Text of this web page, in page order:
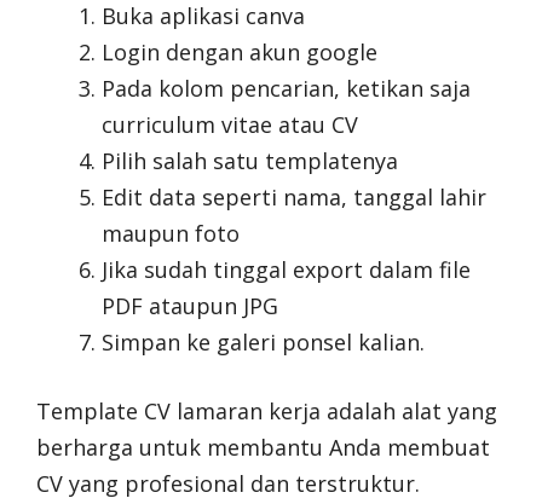
Buka aplikasi canva
Login dengan akun google
Pada kolom pencarian, ketikan saja
curriculum vitae atau CV
Pilih salah satu templatenya
Edit data seperti nama, tanggal lahir
maupun foto
Jika sudah tinggal export dalam file
PDF ataupun JPG
Simpan ke galeri ponsel kalian.
Template CV lamaran kerja adalah alat yang
berharga untuk membantu Anda membuat
CV yang profesional dan terstruktur.